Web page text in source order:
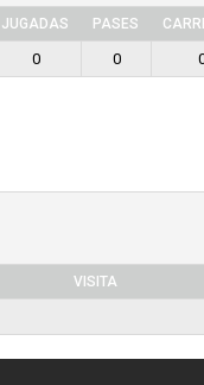
JUGADAS PASES
0 0
VISITA